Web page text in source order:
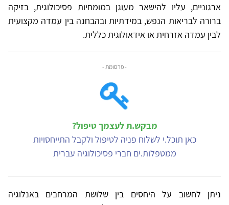
ארגוניים, עליו להישאר מעוגן במומחיות פסיכולוגית, בזיקה
ברורה לבריאות הנפש, במידתיות ובהבחנה בין עמדה מקצועית
לבין עמדה אזרחית או אידאולוגית כללית.
- פרסומת -
מבקש.ת לעצמך טיפול?
כאן תוכל.י לשלוח פניה לטיפול ולקבל התייחסויות
ממטפלות.ים חברי פסיכולוגיה עברית
ניתן לחשוב על היחסים בין שלושת המרחבים באנלוגיה